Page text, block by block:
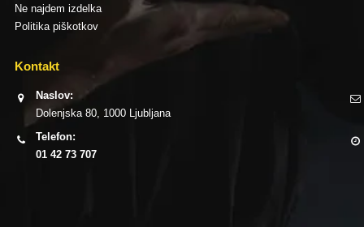
Ne najdem izdelka
Politika piškotkov
Kontakt
Naslov:
Dolenjska 80, 1000 Ljubljana
Telefon:
01 42 73 707